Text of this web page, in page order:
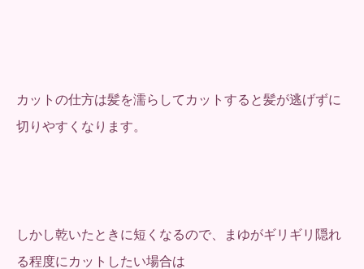
カットの仕方は髪を濡らしてカットすると髪が逃げずに
切りやすくなります。
しかし乾いたときに短くなるので、まゆがギリギリ隠れ
る程度にカットしたい場合は